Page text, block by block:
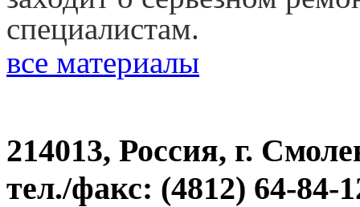
специалистам.
все материалы
214013, Россия, г.
тел./факс: (4812) 64-84-